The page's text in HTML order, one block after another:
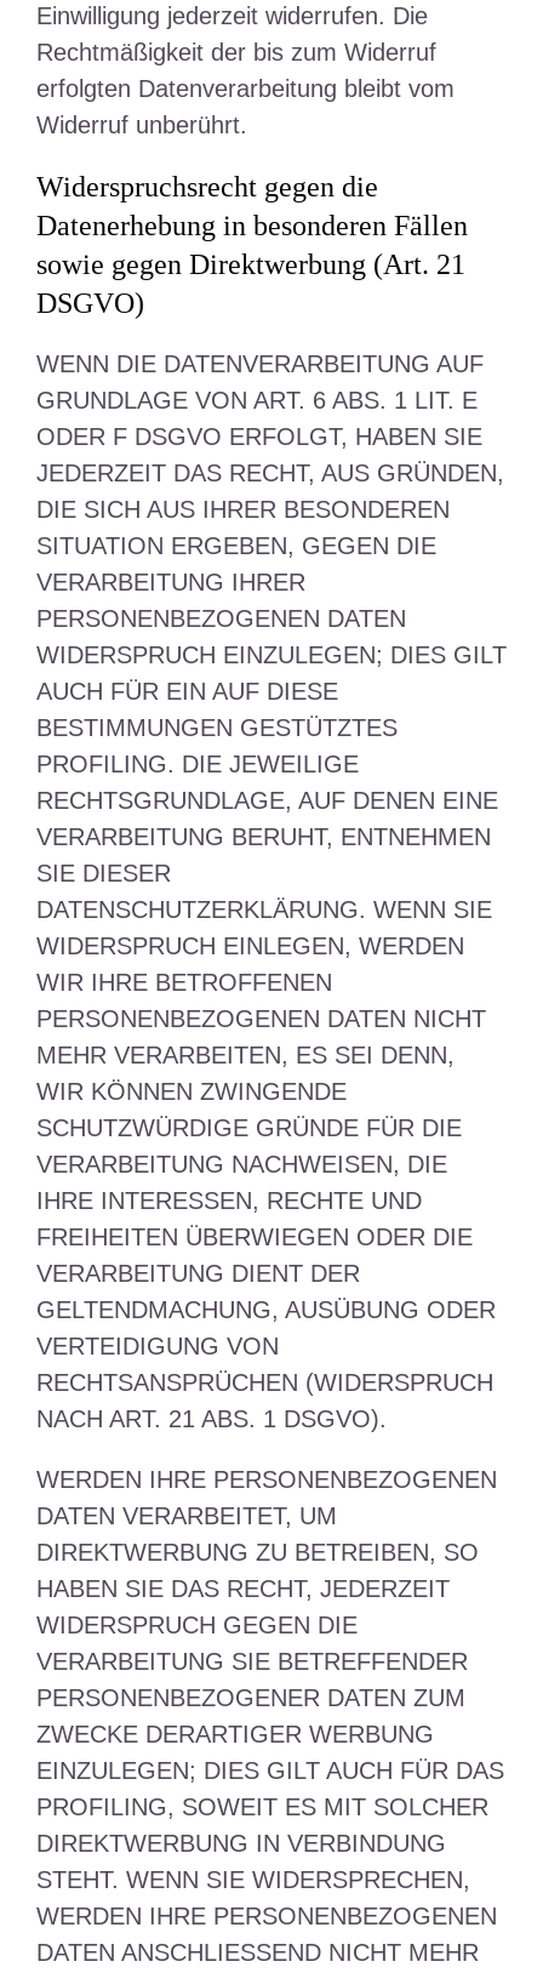
Einwilligung jederzeit widerrufen. Die
Rechtmäßigkeit der bis zum Widerruf
erfolgten Datenverarbeitung bleibt vom
Widerruf unberührt.
Widerspruchsrecht gegen die
Datenerhebung in besonderen Fällen
sowie gegen Direktwerbung (Art. 21
DSGVO)
WENN DIE DATENVERARBEITUNG AUF
GRUNDLAGE VON ART. 6 ABS. 1 LIT. E
ODER F DSGVO ERFOLGT, HABEN SIE
JEDERZEIT DAS RECHT, AUS GRÜNDEN,
DIE SICH AUS IHRER BESONDEREN
SITUATION ERGEBEN, GEGEN DIE
VERARBEITUNG IHRER
PERSONENBEZOGENEN DATEN
WIDERSPRUCH EINZULEGEN; DIES GILT
AUCH FÜR EIN AUF DIESE
BESTIMMUNGEN GESTÜTZTES
PROFILING. DIE JEWEILIGE
RECHTSGRUNDLAGE, AUF DENEN EINE
VERARBEITUNG BERUHT, ENTNEHMEN
SIE DIESER
DATENSCHUTZERKLÄRUNG. WENN SIE
WIDERSPRUCH EINLEGEN, WERDEN
WIR IHRE BETROFFENEN
PERSONENBEZOGENEN DATEN NICHT
MEHR VERARBEITEN, ES SEI DENN,
WIR KÖNNEN ZWINGENDE
SCHUTZWÜRDIGE GRÜNDE FÜR DIE
VERARBEITUNG NACHWEISEN, DIE
IHRE INTERESSEN, RECHTE UND
FREIHEITEN ÜBERWIEGEN ODER DIE
VERARBEITUNG DIENT DER
GELTENDMACHUNG, AUSÜBUNG ODER
VERTEIDIGUNG VON
RECHTSANSPRÜCHEN (WIDERSPRUCH
NACH ART. 21 ABS. 1 DSGVO).
WERDEN IHRE PERSONENBEZOGENEN
DATEN VERARBEITET, UM
DIREKTWERBUNG ZU BETREIBEN, SO
HABEN SIE DAS RECHT, JEDERZEIT
WIDERSPRUCH GEGEN DIE
VERARBEITUNG SIE BETREFFENDER
PERSONENBEZOGENER DATEN ZUM
ZWECKE DERARTIGER WERBUNG
EINZULEGEN; DIES GILT AUCH FÜR DAS
PROFILING, SOWEIT ES MIT SOLCHER
DIREKTWERBUNG IN VERBINDUNG
STEHT. WENN SIE WIDERSPRECHEN,
WERDEN IHRE PERSONENBEZOGENEN
DATEN ANSCHLIESSEND NICHT MEHR